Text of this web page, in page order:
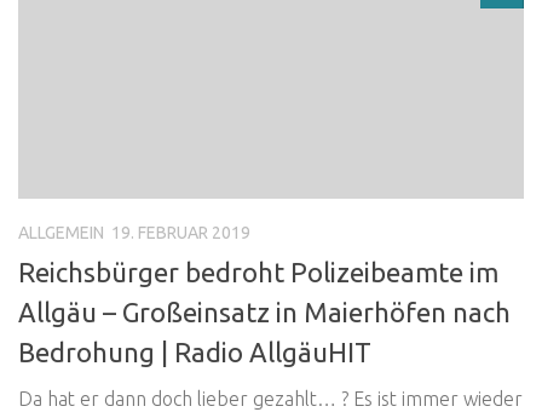
ALLGEMEIN 19. FEBRUAR 2019
Reichsbürger bedroht Polizeibeamte im
Allgäu – Großeinsatz in Maierhöfen nach
Bedrohung | Radio AllgäuHIT
Da hat er dann doch lieber gezahlt… ? Es ist immer wieder